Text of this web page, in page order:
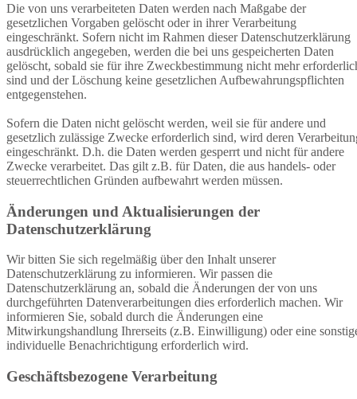
Die von uns verarbeiteten Daten werden nach Maßgabe der
gesetzlichen Vorgaben gelöscht oder in ihrer Verarbeitung
eingeschränkt. Sofern nicht im Rahmen dieser Datenschutzerklärung
ausdrücklich angegeben, werden die bei uns gespeicherten Daten
gelöscht, sobald sie für ihre Zweckbestimmung nicht mehr
sind und der Löschung keine gesetzlichen Aufbewahrungspflichten
entgegenstehen.
Sofern die Daten nicht gelöscht werden, weil sie für andere und
gesetzlich zulässige Zwecke erforderlich sind, wird deren
eingeschränkt. D.h. die Daten werden gesperrt und nicht für andere
Zwecke verarbeitet. Das gilt z.B. für Daten, die aus handels- oder
steuerrechtlichen Gründen aufbewahrt werden müssen.
Änderungen und Aktualisierungen der
Datenschutzerklärung
Wir bitten Sie sich regelmäßig über den Inhalt unserer
Datenschutzerklärung zu informieren. Wir passen die
Datenschutzerklärung an, sobald die Änderungen der von uns
durchgeführten Datenverarbeitungen dies erforderlich machen. Wir
informieren Sie, sobald durch die Änderungen eine
Mitwirkungshandlung Ihrerseits (z.B. Einwilligung) oder eine
individuelle Benachrichtigung erforderlich wird.
Geschäftsbezogene Verarbeitung